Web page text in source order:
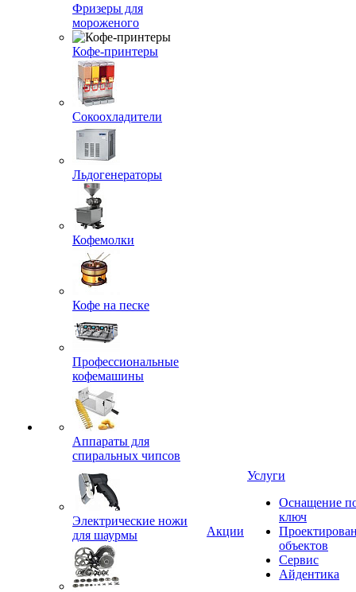
Фризеры для
мороженого
Кофе-принтеры
Сокоохладители
Льдогенераторы
Кофемолки
Кофе на песке
Профессиональные
кофемашины
Аппараты для
спиральных чипсов
Электрические ножи
для шаурмы
Акции
Услуги
Оснащение
ключ
объектов
Сервис
Айдентика